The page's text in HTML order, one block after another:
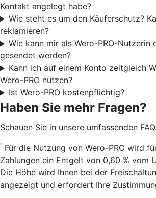
Kontakt angelegt habe?
Wie steht es um den Käuferschutz?
reklamieren?
Wie kann mir als Wero-PRO-Nutzerin
gesendet werden?
Kann ich auf einem Konto zeitgleich
Wero-PRO nutzen?
Ist Wero-PRO kostenpflichtig?
Haben Sie mehr Fragen?
Schauen Sie in unsere umfassenden
1 Für die Nutzung von Wero-PRO wird
Zahlungen ein Entgelt von 0,60 % vom
Die Höhe wird Ihnen bei der
angezeigt und erfordert Ihre